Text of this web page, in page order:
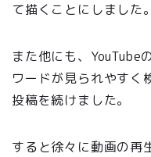
て描くことにしました。
また他にも、YouTube
ワードが見られやすく
投稿を続けました。
すると徐々に動画の再